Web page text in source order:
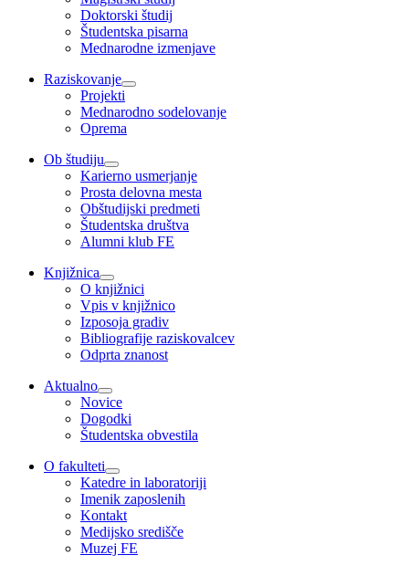
Doktorski študij
Študentska pisarna
Mednarodne izmenjave
Raziskovanje
Projekti
Mednarodno sodelovanje
Oprema
Ob študiju
Karierno usmerjanje
Prosta delovna mesta
Obštudijski predmeti
Študentska društva
Alumni klub FE
Knjižnica
O knjižnici
Vpis v knjižnico
Izposoja gradiv
Bibliografije raziskovalcev
Odprta znanost
Aktualno
Novice
Dogodki
Študentska obvestila
O fakulteti
Katedre in laboratoriji
Imenik zaposlenih
Kontakt
Medijsko središče
Muzej FE